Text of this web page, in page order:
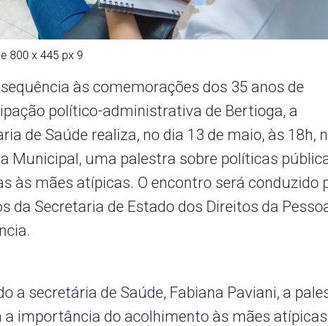
800 x 445 px 9
às comemorações dos 35 anos de
político-administrativa de Bertioga, a
de Saúde realiza, no dia 13 de maio, às 18h,
Municipal, uma palestra sobre políticas
às mães atípicas. O encontro será conduzido
da Secretaria de Estado dos Direitos da
a secretária de Saúde, Fabiana Paviani, a
a importância do acolhimento às mães atípicas